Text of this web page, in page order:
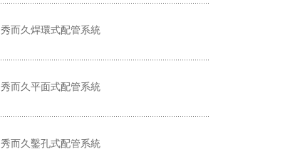
秀而久焊環式配管系統
秀而久平面式配管系統
秀而久鑿孔式配管系統